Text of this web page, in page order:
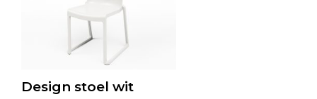
Design stoel wit